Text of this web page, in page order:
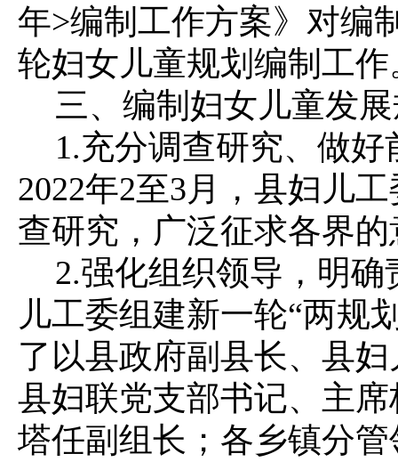
年>编制工作方案》对编
轮妇女儿童规划编制工作
三、编制妇女儿童发
1.充分调查研究、做
2022年2至3月，县妇儿
查研究，广泛征求各界
2.强化组织领导，明确
儿工委组建新一轮“两规
了以县政府副县长、县
县妇联党支部书记、主
塔任副组长；各乡镇分